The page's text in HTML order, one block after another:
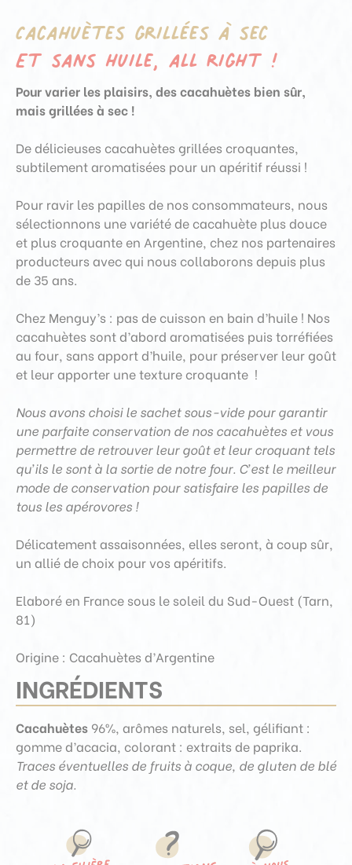
Cacahuètes grillées à sec
Et sans huile, all right !
Pour varier les plaisirs, des cacahuètes bien sûr,
mais grillées à sec !
De délicieuses cacahuètes grillées croquantes,
subtilement aromatisées pour un apéritif réussi !
Pour ravir les papilles de nos consommateurs, nous
sélectionnons une variété de cacahuète plus douce
et plus croquante en Argentine, chez nos partenaires
producteurs avec qui nous collaborons depuis plus
de 35 ans.
Chez Menguy’s : pas de cuisson en bain d’huile ! Nos
cacahuètes sont d’abord aromatisées puistorréfiées
au four, sans apport d’huile, pour préserver leur goût
et leur apporter une texture croquante !
Nous avons choisi le sachet sous-vide pour garantir
une parfaite conservation de nos cacahuètes et vous
permettre de retrouver leur goût et leur croquant tels
qu’ils le sont à la sortie de notre four. C’est le meilleur
mode de conservation pour satisfaire les papilles de
tous les apérovores !
Délicatement assaisonnées, elles seront, à coup sûr,
un allié de choix pour vos apéritifs.
Elaboré en France sous le soleil du Sud-Ouest (Tarn,
81)
Origine : Cacahuètes d’Argentine
INGRÉDIENTS
Cacahuètes 96%, arômes naturels, sel, gélifiant :
gomme d’acacia, colorant : extraits de paprika.
Traces éventuelles de fruits à coque, de gluten de blé
et de soja.